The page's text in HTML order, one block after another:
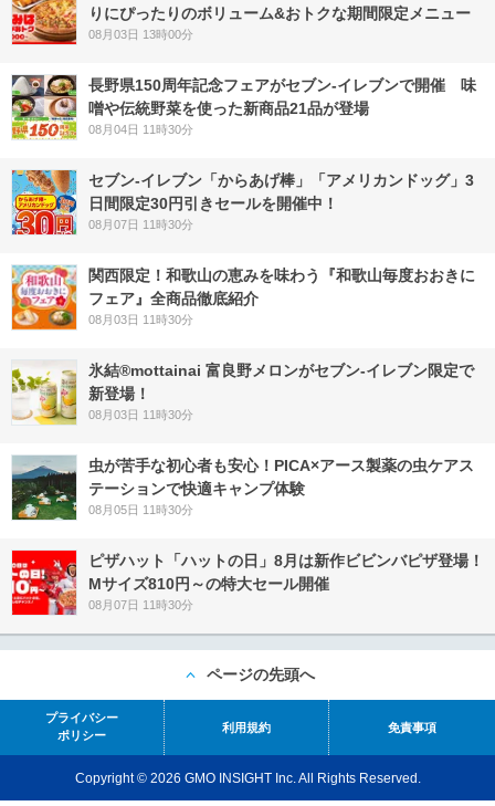
りにぴったりのボリューム&おトクな期間限定メニュー
08月03日 13時00分
長野県150周年記念フェアがセブン-イレブンで開催 味
噌や伝統野菜を使った新商品21品が登場
08月04日 11時30分
セブン‐イレブン「からあげ棒」「アメリカンドッグ」3
日間限定30円引きセールを開催中！
08月07日 11時30分
関西限定！和歌山の恵みを味わう『和歌山毎度おおきに
フェア』全商品徹底紹介
08月03日 11時30分
氷結®mottainai 富良野メロンがセブン‐イレブン限定で
新登場！
08月03日 11時30分
虫が苦手な初心者も安心！PICA×アース製薬の虫ケアス
テーションで快適キャンプ体験
08月05日 11時30分
ピザハット「ハットの日」8月は新作ビビンバピザ登場！
Mサイズ810円～の特大セール開催
08月07日 11時30分
ページの先頭へ
プライバシー
ポリシー
利用規約 免責事項
Copyright © 2026 GMO INSIGHT Inc. All Rights Reserved.